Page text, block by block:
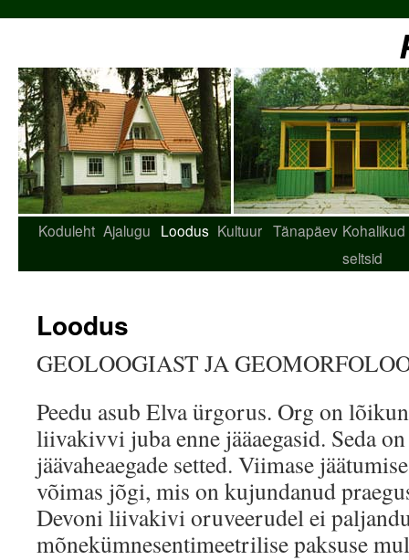
Koduleht Ajalugu Loodus Kultuur Tänapäev Kohalikud
seltsid
Loodus
GEOLOOGIAST JA
Peedu asub Elva ürgorus. Org on
liivakivvi juba enne jääaegasid. Seda
jäävaheaegade setted. Viimase
võimas jõgi, mis on kujundanud
Devoni liivakivi oruveerudel ei
mõnekümnesentimeetrilise paksuse